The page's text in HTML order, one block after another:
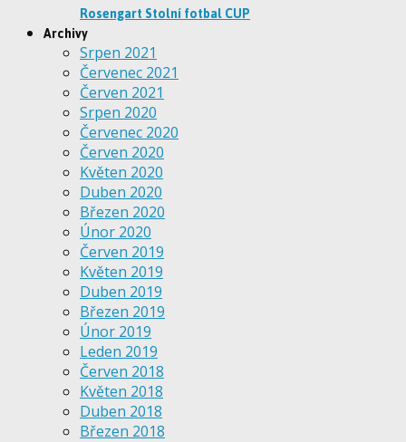
Rosengart Stolní fotbal CUP
Archivy
Srpen 2021
Červenec 2021
Červen 2021
Srpen 2020
Červenec 2020
Červen 2020
Květen 2020
Duben 2020
Březen 2020
Únor 2020
Červen 2019
Květen 2019
Duben 2019
Březen 2019
Únor 2019
Leden 2019
Červen 2018
Květen 2018
Duben 2018
Březen 2018